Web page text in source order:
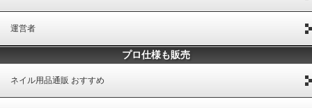
運営者
プロ仕様も販売
ネイル用品通販 おすすめ